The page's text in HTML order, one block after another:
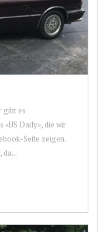
gibt es
Daily», die wir
Seite zeigen.
da...